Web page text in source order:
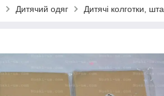
Дитячий одяг Дитячі колготки,